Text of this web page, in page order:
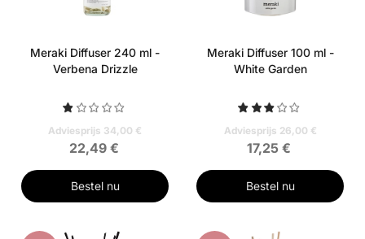
Meraki Diffuser 240 ml -
Verbena Drizzle
Adviesprijs 34,00 €
22,49 €
Bestel nu
Meraki Diffuser 100 ml -
White Garden
Adviesprijs 26,00 €
17,25 €
Bestel nu